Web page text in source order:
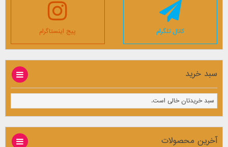
کانال تلگرام پیج اینستاگرام
سبد خرید
سبد خریدتان خالی است.
آخرین محصولات